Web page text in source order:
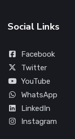
Social Links
Facebook
Twitter
YouTube
WhatsApp
LinkedIn
Instagram